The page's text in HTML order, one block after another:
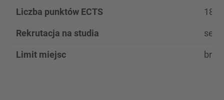
Liczba punktów ECTS 180
Rekrutacja na studia
Limit miejsc brak